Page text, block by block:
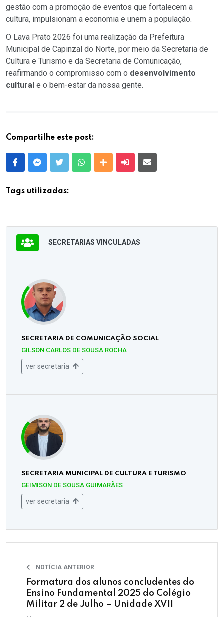
gestão com a promoção de eventos que fortalecem a
cultura, impulsionam a economia e unem a população.
O Lava Prato 2026 foi uma realização da Prefeitura
Municipal de Capinzal do Norte, por meio da Secretaria de
Cultura e Turismo e da Secretaria de Comunicação,
reafirmando o compromisso com o desenvolvimento
cultural e o bem-estar da nossa gente.
Compartilhe este post:
FacebookMessenger
Twitter WhatsappOutras MídiasEnviar para um amigo
Tags utilizadas:
SECRETARIAS VINCULADAS
SECRETARIA DE COMUNICAÇÃO SOCIAL
GILSON CARLOS DE SOUSA ROCHA
ver secretaria
SECRETARIA MUNICIPAL DE CULTURA E TURISMO
GEIMISON DE SOUSA GUIMARÃES
ver secretaria
NOTÍCIA ANTERIOR
Formatura dos alunos concludentes do
Ensino Fundamental 2025 do Colégio
Militar 2 de Julho – Unidade XVII